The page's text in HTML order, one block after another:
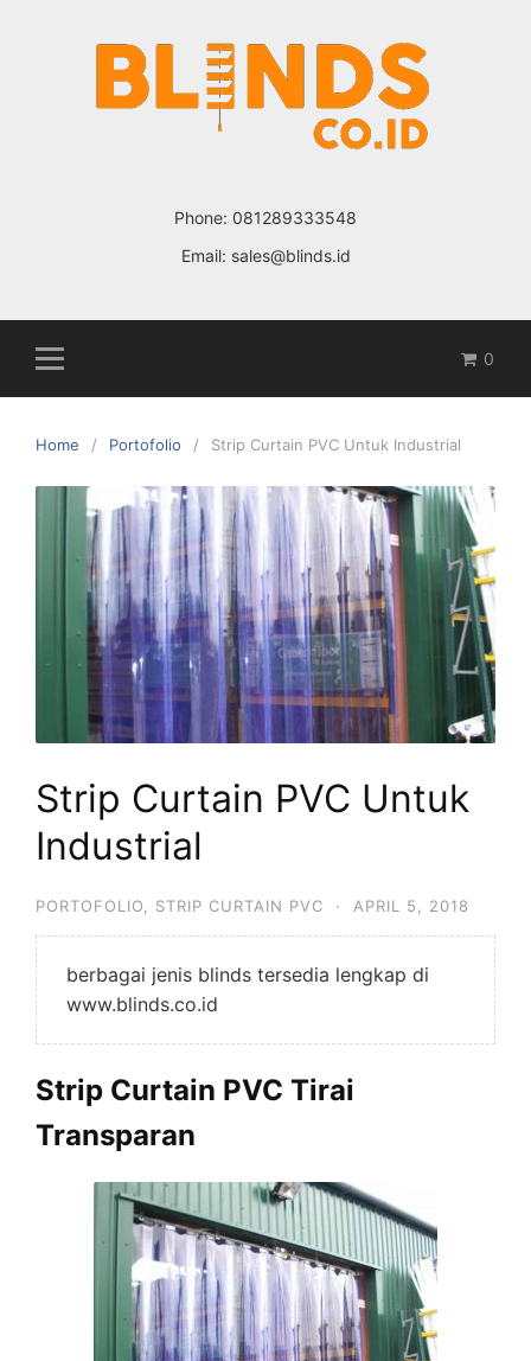
Phone: 081289333548
Email: sales@blinds.id
0
Home Portofolio Strip Curtain PVC Untuk Industrial
Strip Curtain PVC Untuk
Industrial
PORTOFOLIO, STRIP CURTAIN PVC · APRIL 5, 2018
berbagai jenis blinds tersedia lengkap di
www.blinds.co.id
Strip Curtain PVC Tirai
Transparan